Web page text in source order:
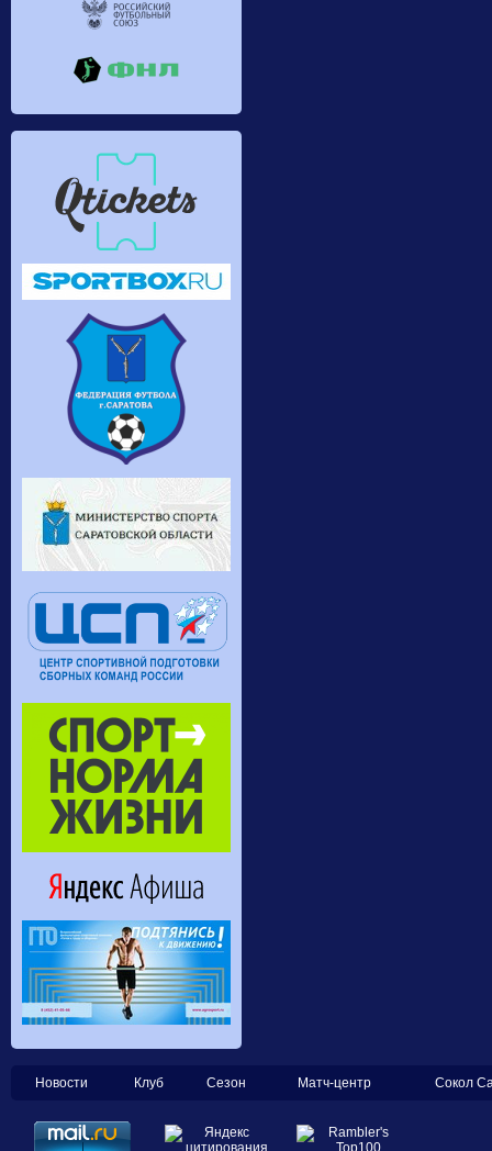
Новости Клуб Сезон Матч-центр Сокол